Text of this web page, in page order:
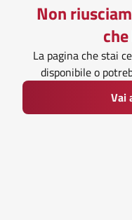
Non
La pagina che stai
disponibile o
Vai